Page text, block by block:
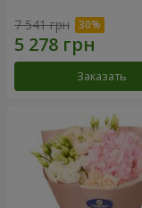
7 541 грн
Заказать